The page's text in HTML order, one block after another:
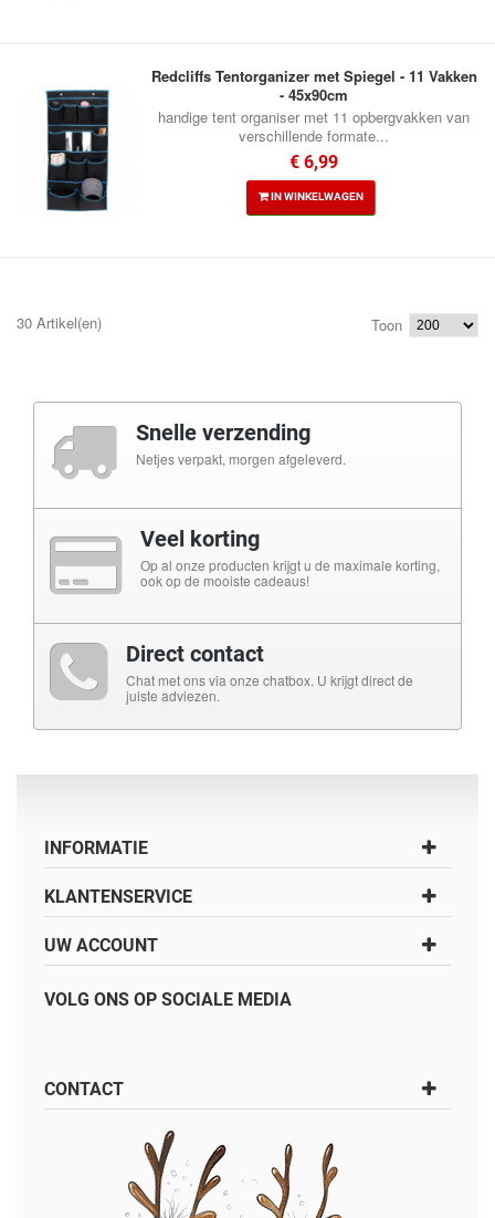
Redcliffs Tentorganizer met Spiegel - 11 Vakken
- 45x90cm
handige tent organiser met 11 opbergvakken van
verschillende formate...
€ 6,99
IN WINKELWAGEN
30 Artikel(en) Toon
Snelle verzending
Netjes verpakt, morgen afgeleverd.
Veel korting
Op al onze producten krijgt u de maximale korting,
ook op de mooiste cadeaus!
Direct contact
Chat met ons via onze chatbox. U krijgt direct de
juiste adviezen.
INFORMATIE
KLANTENSERVICE
UW ACCOUNT
VOLG ONS OP SOCIALE MEDIA
CONTACT